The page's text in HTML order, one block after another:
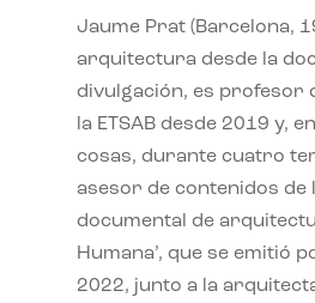
Jaume Prat (Barcelona,
arquitectura desde la
divulgación, es profesor
la ETSAB desde 2019 y,
cosas, durante cuatro
asesor de contenidos de
documental de
Humana’, que se emitió
2022, junto a la